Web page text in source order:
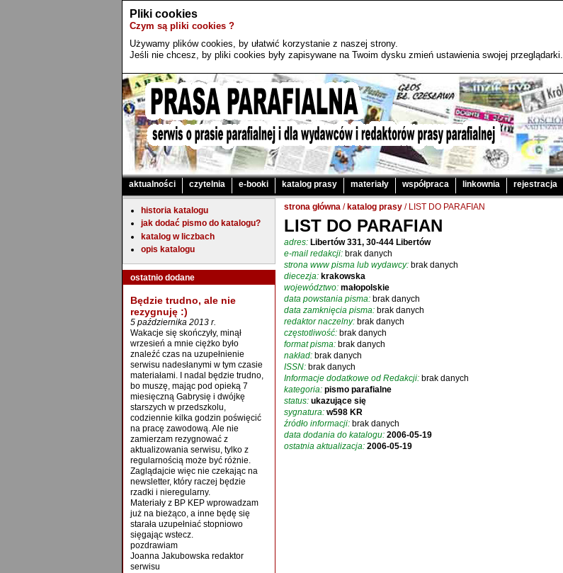
Pliki cookies
Czym są pliki cookies ?
Używamy plików cookies, by ułatwić korzystanie z naszej strony.
Jeśli nie chcesz, by pliki cookies były zapisywane na Twoim dysku zmień ustawienia swojej przeglądarki.
aktualności czytelnia e-booki katalog prasy materiały współpraca linkownia rejestracja
historia katalogu
jak dodać pismo do katalogu?
katalog w liczbach
opis katalogu
ostatnio dodane
Będzie trudno, ale nie
rezygnuję :)
5 października 2013 r.
Wakacje się skończyły, minął
wrzesień a mnie ciężko było
znaleźć czas na uzupełnienie
serwisu nadesłanymi w tym czasie
materiałami. I nadal będzie trudno,
bo muszę, mając pod opieką 7
miesięczną Gabrysię i dwójkę
starszych w przedszkolu,
codziennie kilka godzin poświęcić
na pracę zawodową. Ale nie
zamierzam rezygnować z
aktualizowania serwisu, tylko z
regularnością może być różnie.
Zaglądajcie więc nie czekając na
newsletter, który raczej będzie
rzadki i nieregularny.
Materiały z BP KEP wprowadzam
już na bieżąco, a inne będę się
starała uzupełniać stopniowo
sięgając wstecz.
pozdrawiam
Joanna Jakubowska redaktor
serwisu
strona główna /katalog prasy / LIST DO PARAFIAN
LIST DO PARAFIAN
adres: Libertów 331, 30-444 Libertów
e-mail redakcji: brak danych
strona www pisma lub wydawcy: brak danych
diecezja: krakowska
województwo: małopolskie
data powstania pisma: brak danych
data zamknięcia pisma: brak danych
redaktor naczelny: brak danych
częstotliwość: brak danych
format pisma: brak danych
nakład: brak danych
ISSN: brak danych
Informacje dodatkowe od Redakcji: brak danych
kategoria: pismo parafialne
status: ukazujące się
sygnatura: w598 KR
źródło informacji: brak danych
data dodania do katalogu: 2006-05-19
ostatnia aktualizacja: 2006-05-19